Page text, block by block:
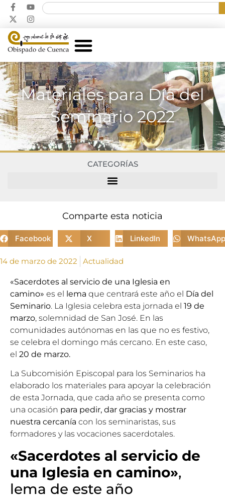
Materiales para Día del
Seminario 2022
CATEGORÍAS
Comparte esta noticia
Facebook X LinkedIn WhatsApp
14 de marzo de 2022 Actualidad
«Sacerdotes al servicio de una Iglesia en
camino» es el lema que centrará este año el Día del
Seminario. La Iglesia celebra esta jornada el 19 de
marzo, solemnidad de San José. En las
comunidades autónomas en las que no es festivo,
se celebra el domingo más cercano. En este caso,
el 20 de marzo.
La Subcomisión Episcopal para los Seminarios ha
elaborado los materiales para apoyar la celebración
de esta Jornada, que cada año se presenta como
una ocasión para pedir, dar gracias y mostrar
nuestra cercanía con los seminaristas, sus
formadores y las vocaciones sacerdotales.
«Sacerdotes al servicio de
una Iglesia en camino»,
lema de este año